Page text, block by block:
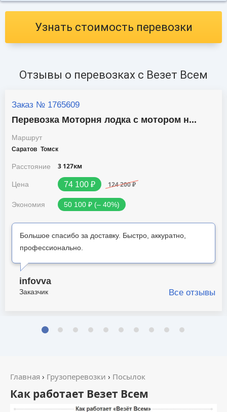
Узнать стоимость перевозки
Отзывы о перевозках c Везет Всем
Заказ № 1765609
Перевозка Моторня лодка с мотором н...
Маршрут
Саратов Томск
Расстояние 3 127км
Цена 74 100 ₽ 124 200 ₽
Экономия 50 100 ₽ (‒ 40%)
Большое спасибо за доставку. Быстро, аккуратно,
профессионально.
infovva
Заказчик Все отзывы
Главная › Грузоперевозки › Посылок
Как работает Везет Всем